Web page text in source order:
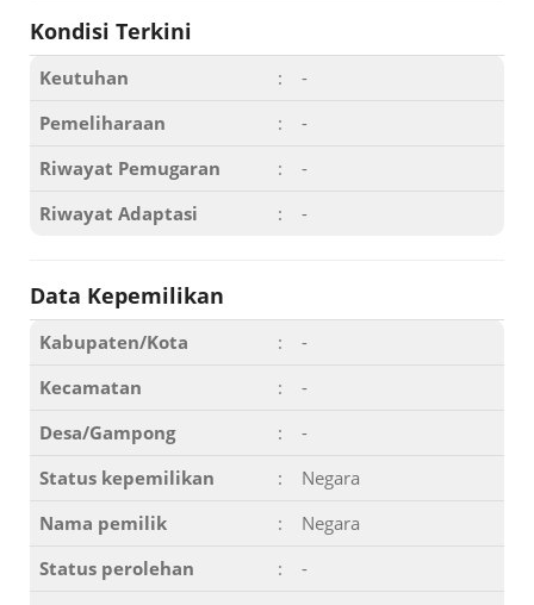
Kondisi Terkini
Keutuhan :
-
Pemeliharaan
:
-
Riwayat Pemugaran
:
-
Riwayat Adaptasi
: -
Data Kepemilikan
Kabupaten/Kota :
-
Kecamatan
:
-
Desa/Gampong
:
-
Status kepemilikan
:
Negara
Nama pemilik
:
Negara
Status perolehan
:
-